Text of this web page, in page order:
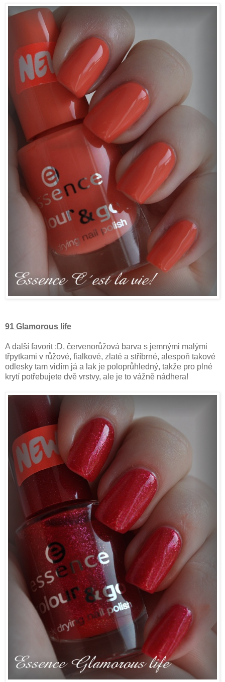
91 Glamorous life
A další favorit :D, červenorůžová barva s jemnými malými
třpytkami v růžové, fialkové, zlaté a stříbrné, alespoň takové
odlesky tam vidím já a lak je poloprůhledný, takže pro plné
krytí potřebujete dvě vrstvy, ale je to vážně nádhera!